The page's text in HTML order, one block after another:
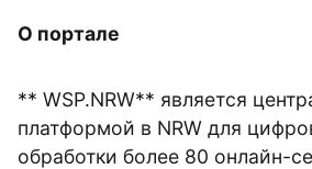
О портале
** WSP.NRW** является
платформой в NRW для
обработки более 80 онлайн-